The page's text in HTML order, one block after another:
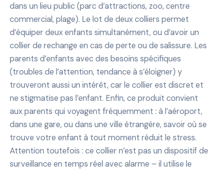
dans un lieu public (parc d’attractions, zoo, centre
commercial, plage). Le lot de deux colliers permet
d’équiper deux enfants simultanément, ou d’avoir un
collier de rechange en cas de perte ou de salissure. Les
parents d’enfants avec des besoins spécifiques
(troubles de l’attention, tendance à s’éloigner) y
trouveront aussi un intérêt, car le collier est discret et
ne stigmatise pas l’enfant. Enfin, ce produit convient
aux parents qui voyagent fréquemment : à l’aéroport,
dans une gare, ou dans une ville étrangère, savoir où se
trouve votre enfant à tout moment réduit le stress.
Attention toutefois : ce collier n’est pas un dispositif de
surveillance en temps réel avec alarme – il utilise le